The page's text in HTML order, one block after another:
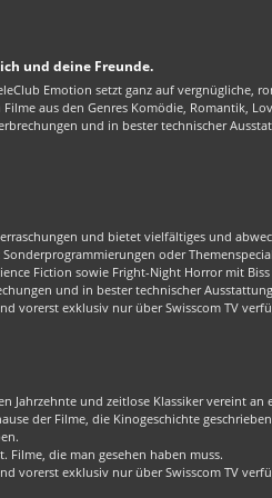
und deine Freunde.
Emotion setzt ganz auf vergnügliche,
aus den Genres Komödie, Romantik,
und in bester technischer
und bietet vielfältiges und
oder
Fiction sowie Fright-Night Horror mit
und in bester technischer
vorerst exklusiv nur über Swisscom TV
Jahrzehnte und zeitlose Klassiker vereint an
der Filme, die Kinogeschichte
Filme, die man gesehen haben muss.
vorerst exklusiv nur über Swisscom TV